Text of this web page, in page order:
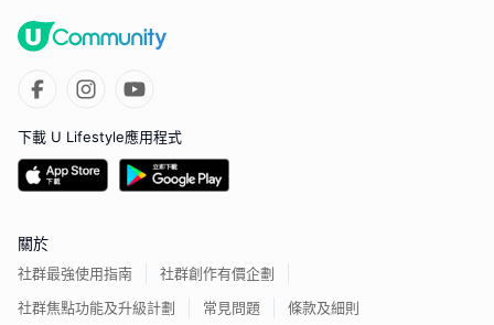
下載 U Lifestyle應用程式
關於
社群最強使用指南
社群創作有價企劃
社群焦點功能及升級計劃
常見問題 條款及細則